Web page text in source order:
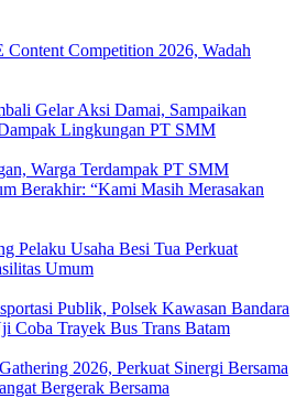
Content Competition 2026, Wadah
Gelar Aksi Damai, Sampaikan
Lingkungan PT SMM
Warga Terdampak PT SMM
Berakhir: “Kami Masih Merasakan
Pelaku Usaha Besi Tua Perkuat
Umum
Publik, Polsek Kawasan Bandara
Coba Trayek Bus Trans Batam
2026, Perkuat Sinergi Bersama
Bergerak Bersama